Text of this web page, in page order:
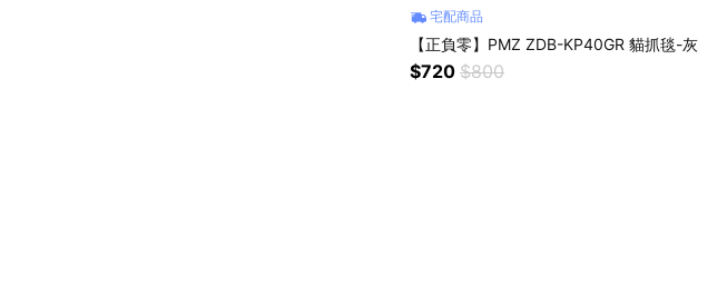
宅配商品
【正負零】PMZ ZDB-KP40GR 貓抓毯-灰
$720 $800